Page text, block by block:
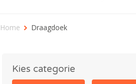
Home Draagdoek
Kies categorie